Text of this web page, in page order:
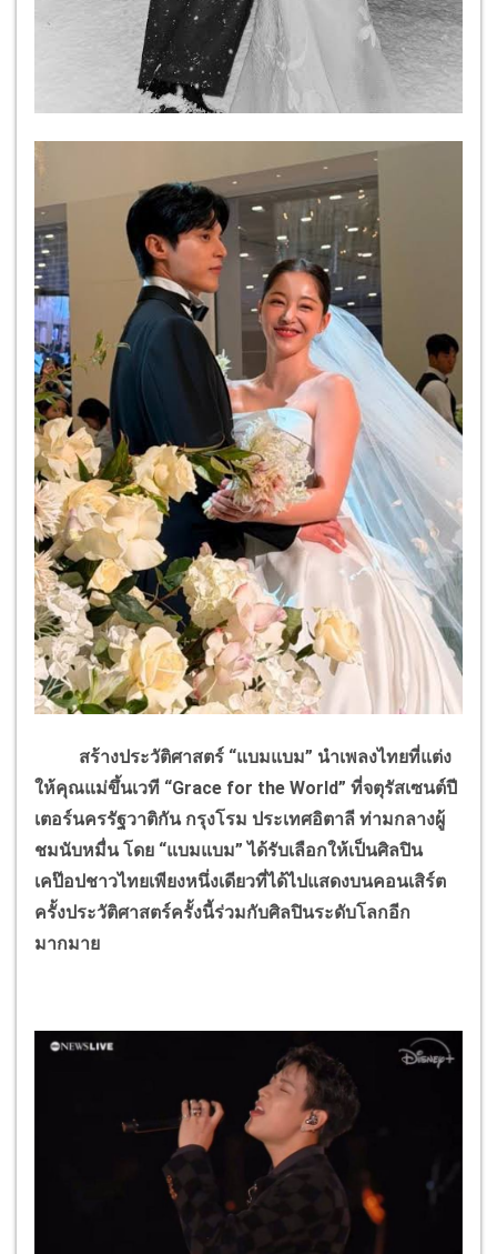
สร้างประวัติศาสตร์ “แบมแบม” นำเพลงไทยที่แต่ง
ให้คุณแม่ขึ้นเวที “Grace for the World” ที่จตุรัสเซนต์ปี
เตอร์นครรัฐวาติกัน กรุงโรม ประเทศอิตาลี ท่ามกลางผู้
ชมนับหมื่น โดย “แบมแบม” ได้รับเลือกให้เป็นศิลปิน
เคป๊อปชาวไทยเพียงหนึ่งเดียวที่ได้ไปแสดงบนคอนเสิร์ต
ครั้งประวัติศาสตร์ครั้งนี้ร่วมกับศิลปินระดับโลกอีก
มากมาย